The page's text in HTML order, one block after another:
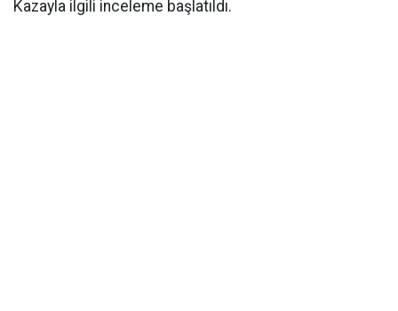
Kazayla ilgili inceleme başlatıldı.